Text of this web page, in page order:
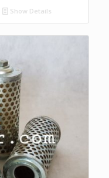
Show Details